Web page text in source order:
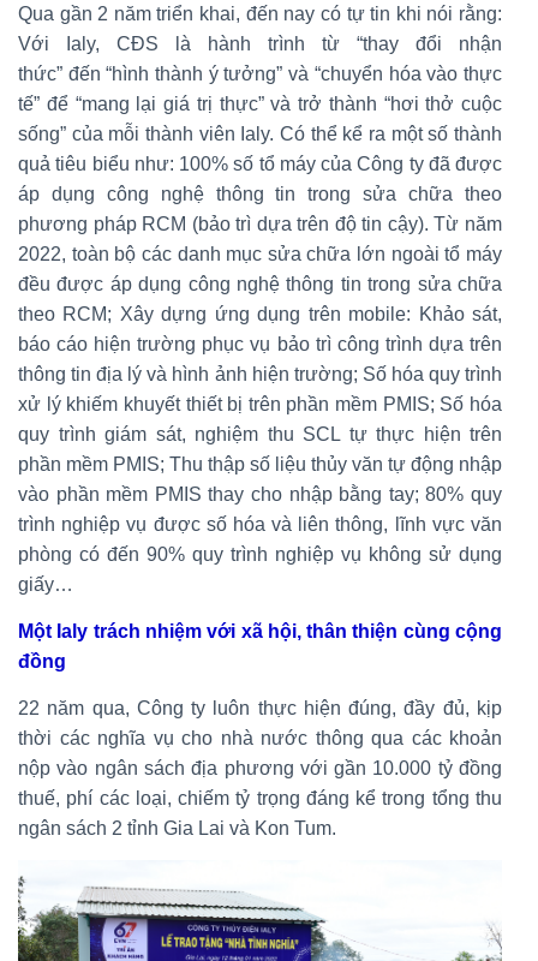
Qua gần 2 năm triển khai, đến nay có tự tin khi nói rằng:
Với Ialy, CĐS là hành trình từ “thay đổi nhận
thức” đến “hình thành ý tưởng” và “chuyển hóa vào thực
tế” để “mang lại giá trị thực” và trở thành “hơi thở cuộc
sống” của mỗi thành viên Ialy. Có thể kể ra một số thành
quả tiêu biểu như: 100% số tổ máy của Công ty đã được
áp dụng công nghệ thông tin trong sửa chữa theo
phương pháp RCM (bảo trì dựa trên độ tin cậy). Từ năm
2022, toàn bộ các danh mục sửa chữa lớn ngoài tổ máy
đều được áp dụng công nghệ thông tin trong sửa chữa
theo RCM; Xây dựng ứng dụng trên mobile: Khảo sát,
báo cáo hiện trường phục vụ bảo trì công trình dựa trên
thông tin địa lý và hình ảnh hiện trường; Số hóa quy trình
xử lý khiếm khuyết thiết bị trên phần mềm PMIS; Số hóa
quy trình giám sát, nghiệm thu SCL tự thực hiện trên
phần mềm PMIS; Thu thập số liệu thủy văn tự động nhập
vào phần mềm PMIS thay cho nhập bằng tay; 80% quy
trình nghiệp vụ được số hóa và liên thông, lĩnh vực văn
phòng có đến 90% quy trình nghiệp vụ không sử dụng
giấy…
Một Ialy trách nhiệm với xã hội, thân thiện cùng cộng
đồng
22 năm qua, Công ty luôn thực hiện đúng, đầy đủ, kịp
thời các nghĩa vụ cho nhà nước thông qua các khoản
nộp vào ngân sách địa phương với gần 10.000 tỷ đồng
thuế, phí các loại, chiếm tỷ trọng đáng kể trong tổng thu
ngân sách 2 tỉnh Gia Lai và Kon Tum.